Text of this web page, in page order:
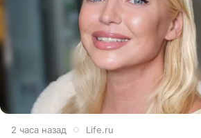
2 часа назад Life.ru